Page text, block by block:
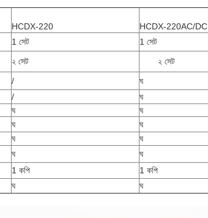
HCDX-220
HCDX-220AC/DC
1 সেট
1 সেট
২ সেট
২ সেট
/
ঘ
/
ঘ
ঘ
ঘ
ঘ
ঘ
ঘ
ঘ
ঘ
ঘ
1 কপি
1 কপি
ঘ ঘ